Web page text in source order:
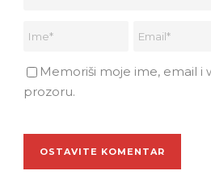
Memoriši moje ime, email i
prozoru.